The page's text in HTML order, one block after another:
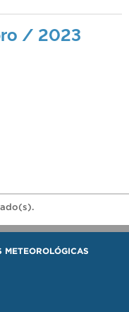
/ 2023
METEOROLÓGICAS